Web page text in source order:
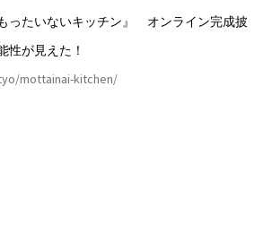
ったいないキッチン』 オンライン完成披
性が見えた！
mottainai-kitchen/